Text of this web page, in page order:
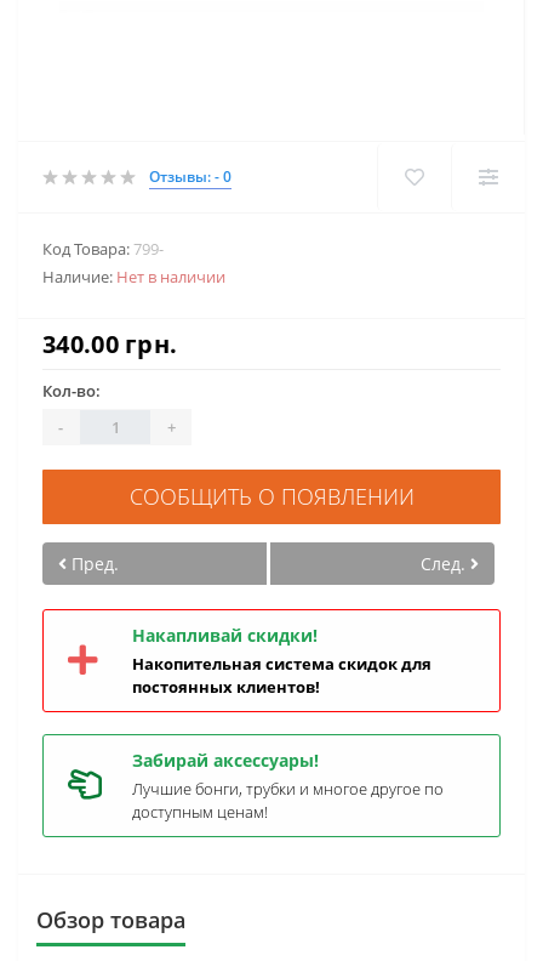
Отзывы: - 0
Код Товара:799-
Наличие: Нет в наличии
340.00 грн.
Кол-во:
-
+
СООБЩИТЬ О ПОЯВЛЕНИИ
Пред. След.
Накапливай скидки!
Накопительная система скидок для
постоянных клиентов!
Забирай аксессуары!
Лучшие бонги, трубки и многое другое по
доступным ценам!
Обзор товара